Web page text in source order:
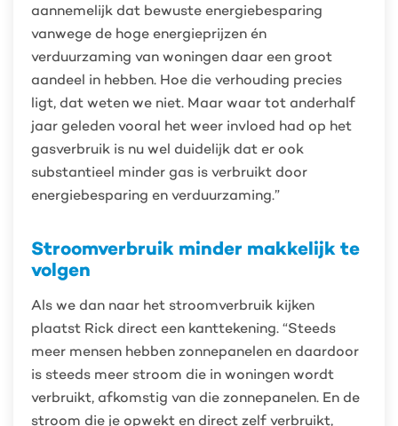
aannemelijk dat bewuste energiebesparing
vanwege de hoge energieprijzen én
verduurzaming van woningen daar een groot
aandeel in hebben. Hoe die verhouding precies
ligt, dat weten we niet. Maar waar tot anderhalf
jaar geleden vooral het weer invloed had op het
gasverbruik is nu wel duidelijk dat er ook
substantieel minder gas is verbruikt door
energiebesparing en verduurzaming.”
Stroomverbruik minder makkelijk te
volgen
Als we dan naar het stroomverbruik kijken
plaatst Rick direct een kanttekening. “Steeds
meer mensen hebben zonnepanelen en daardoor
is steeds meer stroom die in woningen wordt
verbruikt, afkomstig van die zonnepanelen. En de
stroom die je opwekt en direct zelf verbruikt,